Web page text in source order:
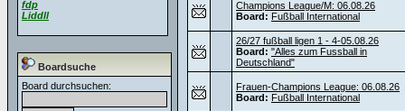
fdp
Liddll
Boardsuche
Board durchsuchen:
Champions League/M: 06.08.26
Board: Fußball International
26/27 fußball ligen 1 - 4-05.08.26
Board: "Alles zum Fussball in
Deutschland"
Frauen-Champions League: 06.08.26
Board: Fußball International